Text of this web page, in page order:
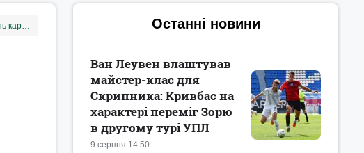
Карпати продали свого найкращого бомбардира до європейського клубу: Фаал продовжить кар'єру у чеській Вікторії Останні новини
9 серпня 14:50
Ван Леувен влаштував
майстер-клас для
Скрипника: Кривбас на
характері переміг Зорю
в другому турі УПЛ